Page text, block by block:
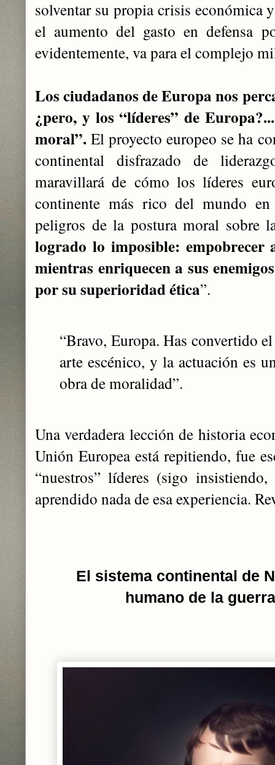
solventar su propia crisis económica
el aumento del gasto en defensa
evidentemente, va para el complejo
Los ciudadanos de Europa nos
¿pero, y los “líderes” de
moral”. El proyecto europeo se ha
continental disfrazado de
maravillará de cómo los líderes
continente más rico del mundo
peligros de la postura moral sobre
logrado lo imposible: empobrecer
mientras enriquecen a sus
por su superioridad ética”.
“Bravo, Europa. Has convertido
arte escénico, y la actuación es
obra de moralidad”.
Una verdadera lección de historia
Unión Europea está repitiendo, fue
“nuestros” líderes (sigo
aprendido nada de esa experiencia.
El sistema continental de
humano de la